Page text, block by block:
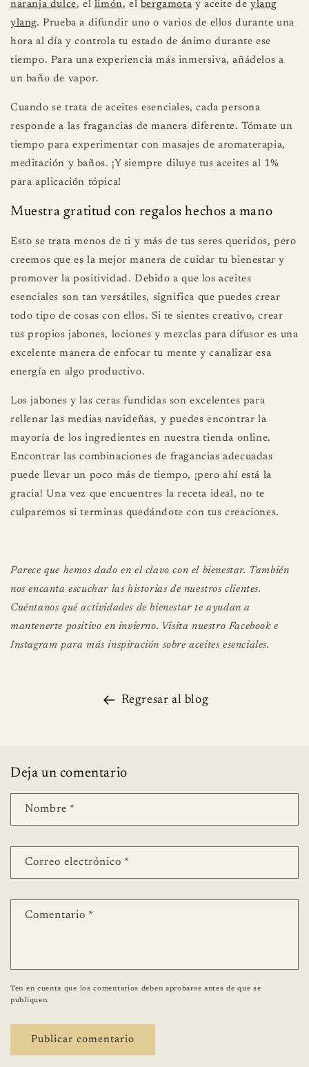
naranja dulce, el limón, el bergamota y aceite deylang
ylang. Prueba a difundir uno o varios de ellos durante una
hora al día y controla tu estado de ánimo durante ese
tiempo. Para una experiencia más inmersiva, añádelos a
un baño de vapor.
Cuando se trata de aceites esenciales, cada persona
responde a las fragancias de manera diferente. Tómate un
tiempo para experimentar con masajes de aromaterapia,
meditación y baños. ¡Y siempre diluye tus aceites al 1%
para aplicación tópica!
Muestra gratitud con regalos hechos a mano
Esto se trata menos de ti y más de tus seres queridos, pero
creemos que es la mejor manera de cuidar tu bienestar y
promover la positividad. Debido a que los aceites
esenciales son tan versátiles, significa que puedes crear
todo tipo de cosas con ellos. Si te sientes creativo, crear
tus propios jabones, lociones y mezclas para difusor es una
excelente manera de enfocar tu mente y canalizar esa
energía en algo productivo.
Los jabones y las ceras fundidas son excelentes para
rellenar las medias navideñas, y puedes encontrar la
mayoría de los ingredientes en nuestra tienda online.
Encontrar las combinaciones de fragancias adecuadas
puede llevar un poco más de tiempo, ¡pero ahí está la
gracia! Una vez que encuentres la receta ideal, no te
culparemos si terminas quedándote con tus creaciones.
Parece que hemos dado en el clavo con el bienestar. También
nos encanta escuchar las historias de nuestros clientes.
Cuéntanos qué actividades de bienestar te ayudan a
mantenerte positivo en invierno. Visita nuestro Facebook e
Instagram para más inspiración sobre aceites esenciales.
Regresar al blog
Deja un comentario
Nombre *
Correo electrónico *
Comentario *
Ten en cuenta que los comentarios deben aprobarse antes de que se
publiquen.